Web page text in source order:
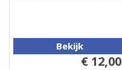
Bekijk
€ 12,00